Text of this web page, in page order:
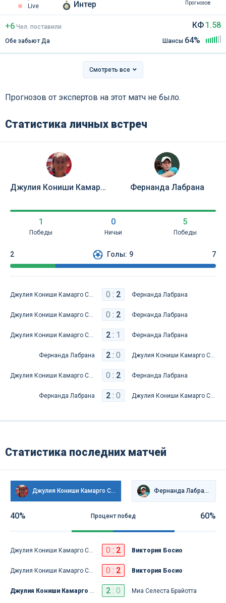
Live Интер Прогнозов
+6 Чел. поставили
Обе забьют Да
КФ 1.58
Шансы 64%
Смотреть все
Прогнозов от экспертов на этот матч не было.
Статистика личных встреч
Джулия Кониши Камарго Сильва
1
Победы
0
Ничьи
5
Победы
Фернанда Лабрана
2 Голы: 9 7
Джулия Кониши Камарго Сильва 0 : 2 Фернанда Лабрана
Джулия Кониши Камарго Сильва 0 : 2 Фернанда Лабрана
Джулия Кониши Камарго Сильва 2: 1 Фернанда Лабрана
Фернанда Лабрана 2: 0 Джулия Кониши Камарго Сильва
Джулия Кониши Камарго Сильва 0 : 2 Фернанда Лабрана
Фернанда Лабрана 2: 0 Джулия Кониши Камарго Сильва
Статистика последних матчей
Джулия Кониши Камарго Сильва Фернанда Лабрана
40% Процент побед 60%
Джулия Кониши Камарго Сильва 0 : 2 Виктория Босио
Джулия Кониши Камарго Сильва 0 : 2 Виктория Босио
Джулия Кониши Камарго Сильва 2: 0 Миа Селеста Брайотта